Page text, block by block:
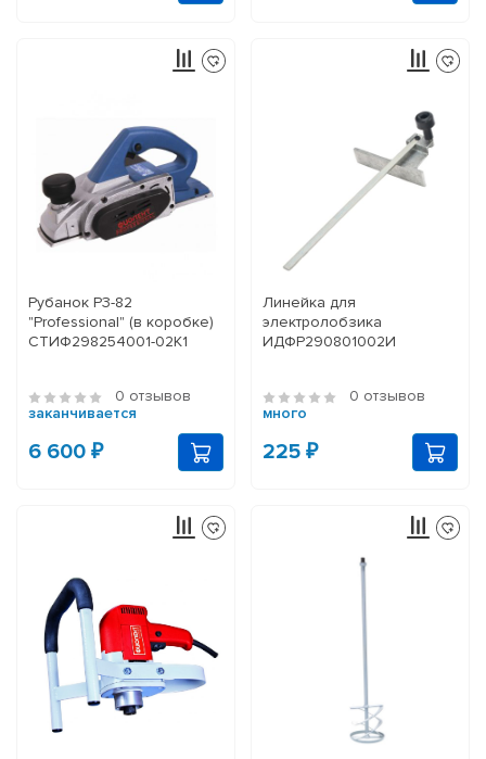
Рубанок Р3-82
"Professional" (в коробке)
СТИФ298254001-02К1
0 отзывов
заканчивается
6 600 ₽
Линейка для
электролобзика
ИДФР290801002И
0 отзывов
много
225 ₽